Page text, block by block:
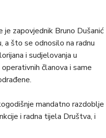
je zapovjednik Bruno Dušanić
a što se odnosilo na radnu
i sudjelovanja u
članova i same
mandatno razdoblje
i radna tijela Društva, i